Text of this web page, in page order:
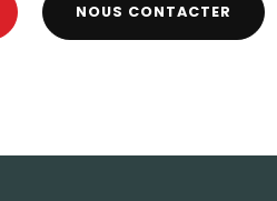
NOUS CONTACTER